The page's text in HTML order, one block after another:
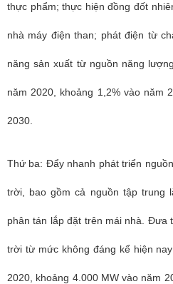
thực phẩm; thực hiện đồng đốt
nhà máy điện than; phát điện từ
năng sản xuất từ nguồn năng
năm 2020, khoảng 1,2% vào năm
2030.
Thứ ba: Đẩy nhanh phát triển
trời, bao gồm cả nguồn tập trung
phân tán lắp đặt trên mái nhà. Đưa
trời từ mức không đáng kể hiện
2020, khoảng 4.000 MW vào năm